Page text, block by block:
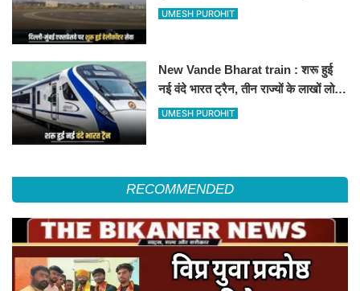
हेलीकॉप्टर सर्विस से तुरंत घायल पहुंचेगा
UMESH PUROHIT
New Vande Bharat train : शरू हुई
नई वंदे भारत ट्रैन, तीन राज्यों के लाखों लोगों
का सफर होगा आसान, देखें पूरा रूटमैप
UMESH PUROHIT
RECOMMENDED